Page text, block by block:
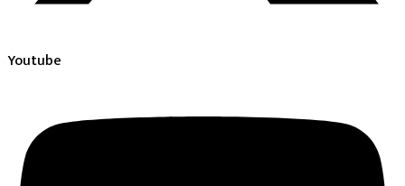
Youtube